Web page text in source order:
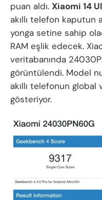
puan aldı. Xiaomi 14
akıllı telefon kaputun
yonga setine sahip
RAM eşlik edecek.
veritabanında
görüntülendi. Model
akıllı telefonun global
gösteriyor.